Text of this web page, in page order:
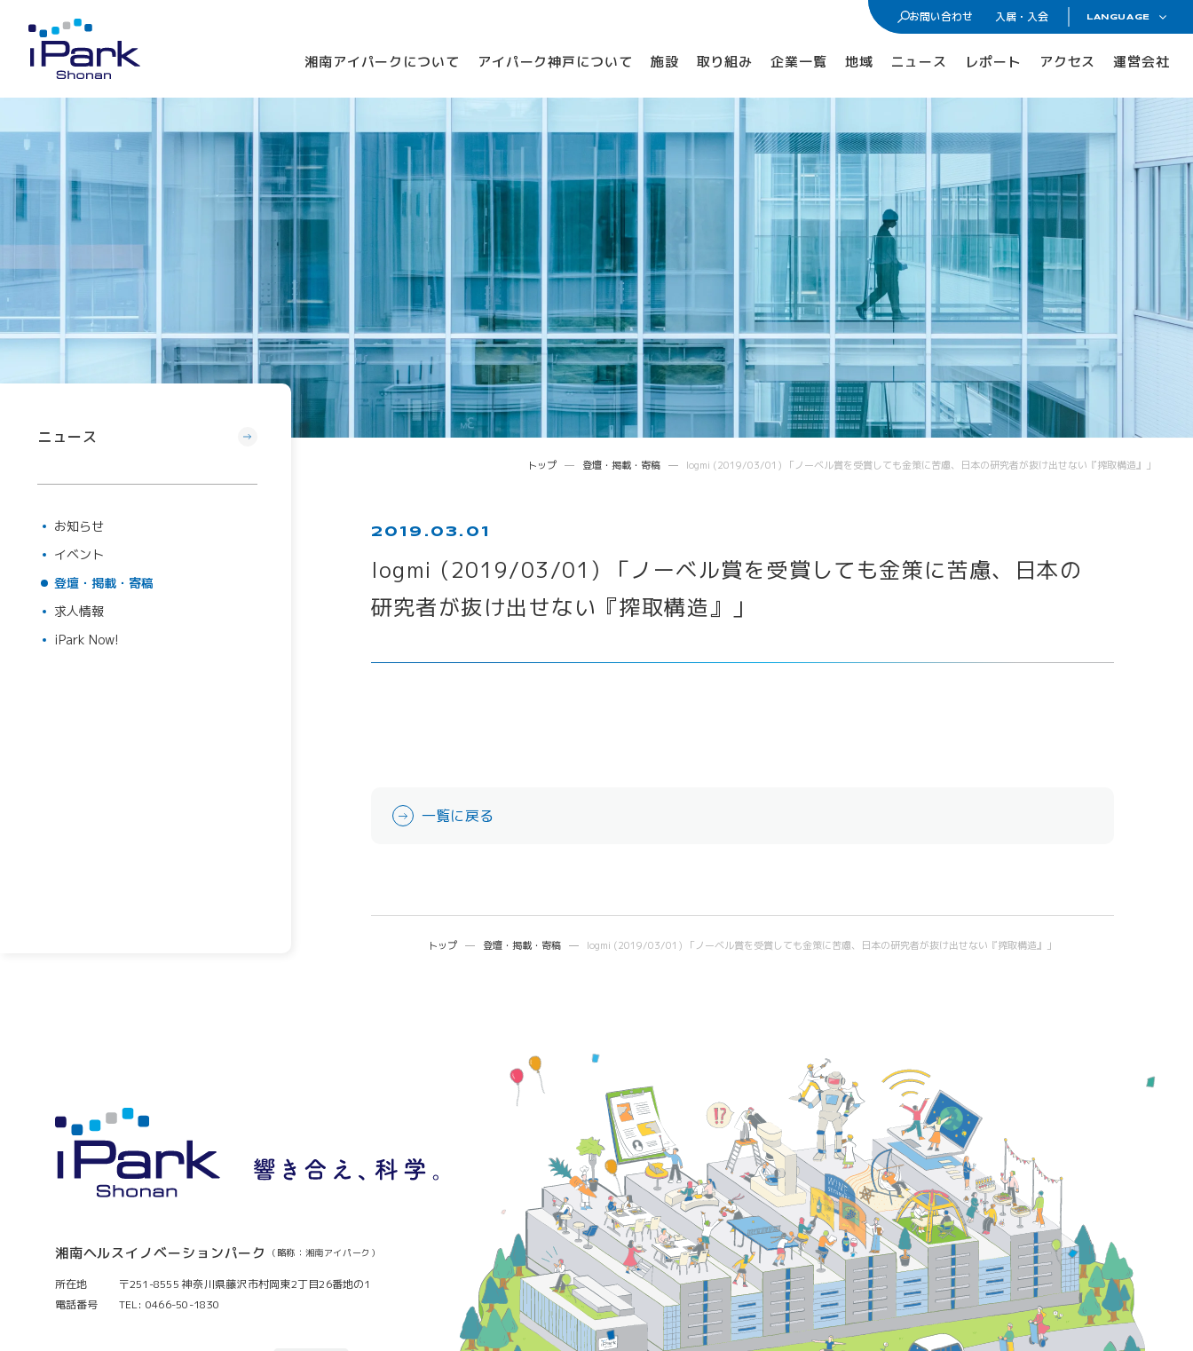
お問い合わせ 入居・入会 LANGUAGE
ENGLISH
湘南アイパークについて アイパーク神戸について 施設 取り組み 企業一覧 地域 ニュース レポート アクセス 運営会社
入居・メンバー企業一覧
入居者コミュニティ
サイエンスカフェ
有志活動
(iPass)
アイパーク公認クラブ
Innovators in Shonan iPark
入居者・メンバーシップの声
iStory
Future meets Future
トップ 登壇・掲載・寄稿 logmi (2019/03/01) 「ノーベル賞を受賞しても金策に苦慮、日本の研究者が抜け出せない『搾取構造』」
ニュース
お知らせ
イベント
登壇・掲載・寄稿
求人情報
iPark Now!
2019.03.01
一覧に戻る
トップ 登壇・掲載・寄稿 logmi (2019/03/01) 「ノーベル賞を受賞しても金策に苦慮、日本の研究者が抜け出せない『搾取構造』」
湘南ヘルスイノベーションパーク （略称：湘南アイパーク）
所在地
〒251-8555 神奈川県藤沢市村岡東2丁目26番地の1
電話番号
TEL: 0466-50-1830